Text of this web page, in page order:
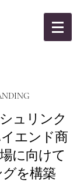
ュリンク
エンド商
に向けて
を構築